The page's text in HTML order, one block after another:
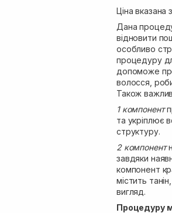
Ціна
Дана
відновити
особливо
процедуру
допоможе
волосся,
Також
1 компонент
та укріплює
структуру.
2 компонент
завдяки
компонент
містить
вигляд.
Процедуру